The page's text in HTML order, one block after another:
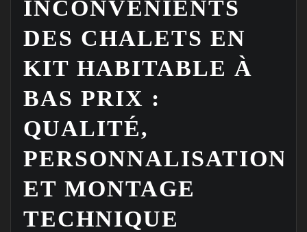
INCONVÉNIENTS
DES CHALETS EN
KIT HABITABLE À
BAS PRIX :
QUALITÉ,
PERSONNALISATION
ET MONTAGE
TECHNIQUE